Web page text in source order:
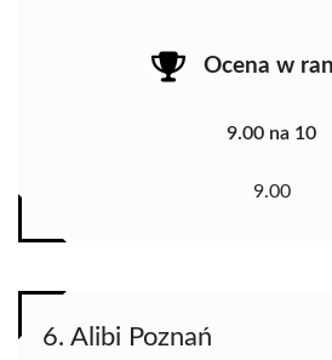
Ocena w
9.00 na 10
9.00
6. Alibi Poznań